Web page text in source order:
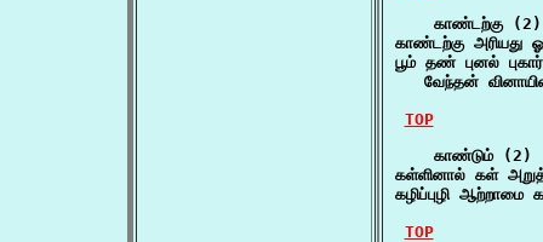
    காண்டற்கு (2)
காண்டற்கு அரியது
பூம் தண் புனல் புகார்
வேந்தன்
TOP
    காண்டும் (2)
கள்ளினால் கள்
கழிப்புழி
TOP